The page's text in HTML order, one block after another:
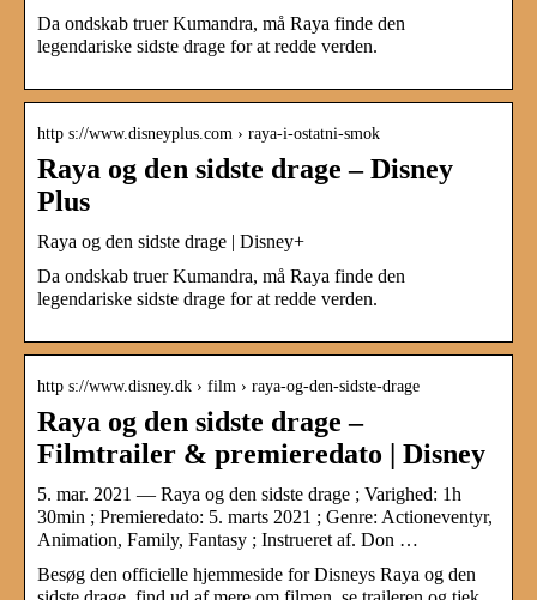
Da ondskab truer Kumandra, må Raya finde den
legendariske sidste drage for at redde verden.
http s://www.disneyplus.com › raya-i-ostatni-smok
Raya og den sidste drage – Disney
Plus
Raya og den sidste drage | Disney+
Da ondskab truer Kumandra, må Raya finde den
legendariske sidste drage for at redde verden.
http s://www.disney.dk › film › raya-og-den-sidste-drage
Raya og den sidste drage –
Filmtrailer & premieredato | Disney
5. mar. 2021 — Raya og den sidste drage ; Varighed: 1h
30min ; Premieredato: 5. marts 2021 ; Genre: Actioneventyr,
Animation, Family, Fantasy ; Instrueret af. Don …
Besøg den officielle hjemmeside for Disneys Raya og den